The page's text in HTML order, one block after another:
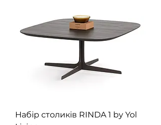
Набір столиків RINDA 1 by Yol